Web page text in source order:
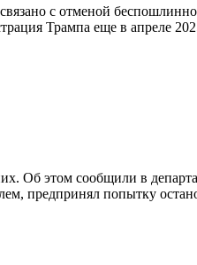
с отменой
Трампа еще в апреле
Об этом сообщили в
предпринял попытку